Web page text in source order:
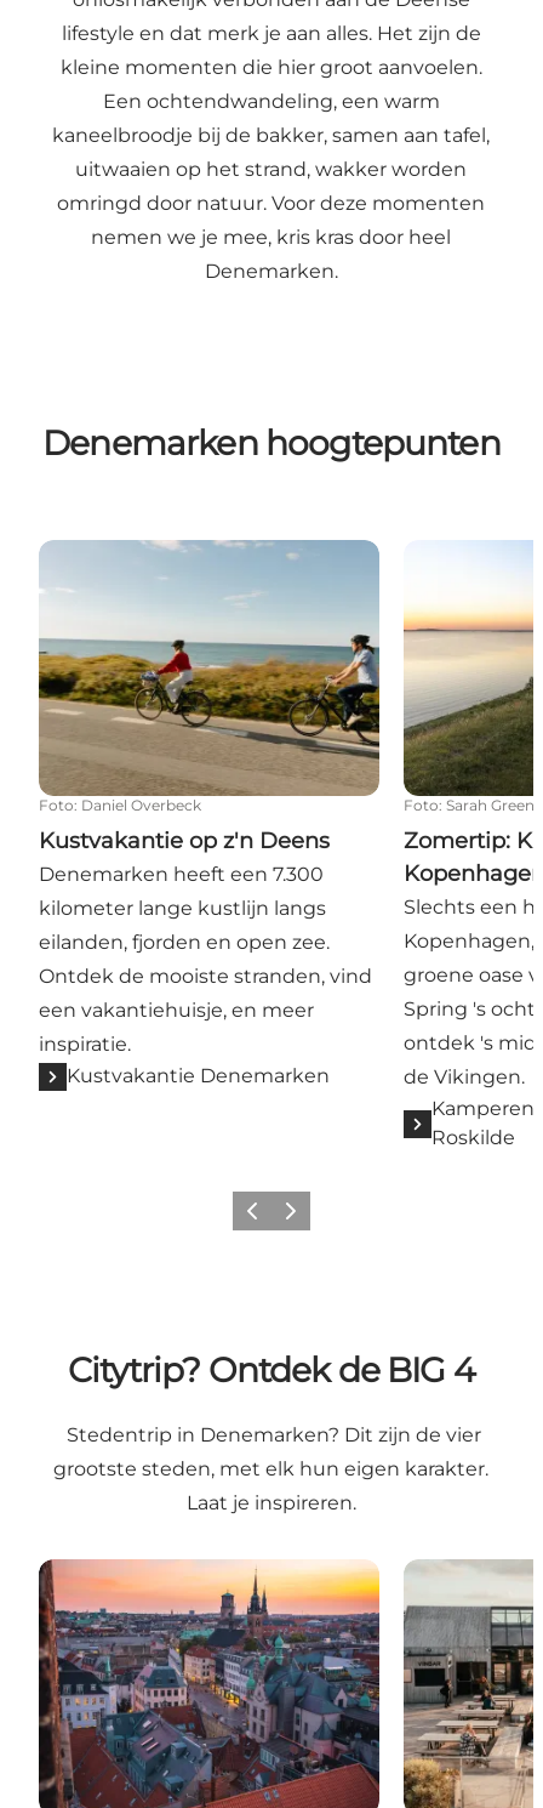
lifestyle en dat merk je aan alles. Het zijn de
kleine momenten die hier groot aanvoelen.
Een ochtendwandeling, een warm
kaneelbroodje bij de bakker, samen aan tafel,
uitwaaien op het strand, wakker worden
omringd door natuur. Voor deze momenten
nemen we je mee, kris kras door heel
Denemarken.
Denemarken hoogtepunten
Kustvakantie op z'n Deens
Foto: Daniel Overbeck
Kustvakantie op z'n Deens
Denemarken heeft een 7.300
kilometer lange kustlijn langs
eilanden, fjorden en open zee.
Ontdek de mooiste stranden, vind
een vakantiehuisje, en meer
inspiratie.
Kustvakantie Denemarken
Foto: Sarah Green
Zomertip:
Slechts een
Kopenhagen,
groene oase
Spring 's
ontdek 's
de Vikingen.
Kamperen
Roskilde
Vorige Volgende
Citytrip? Ontdek de BIG 4
Stedentrip in Denemarken? Dit zijn de vier
grootste steden, met elk hun eigen karakter.
Laat je inspireren.
Kopenhagen Aarhus